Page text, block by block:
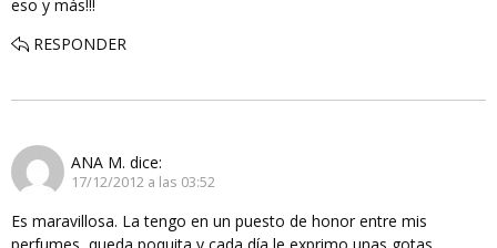
eso y más!!!
RESPONDER
ANA M. dice:
17/12/2012 a las 03:52
Es maravillosa. La tengo en un puesto de honor entre mis